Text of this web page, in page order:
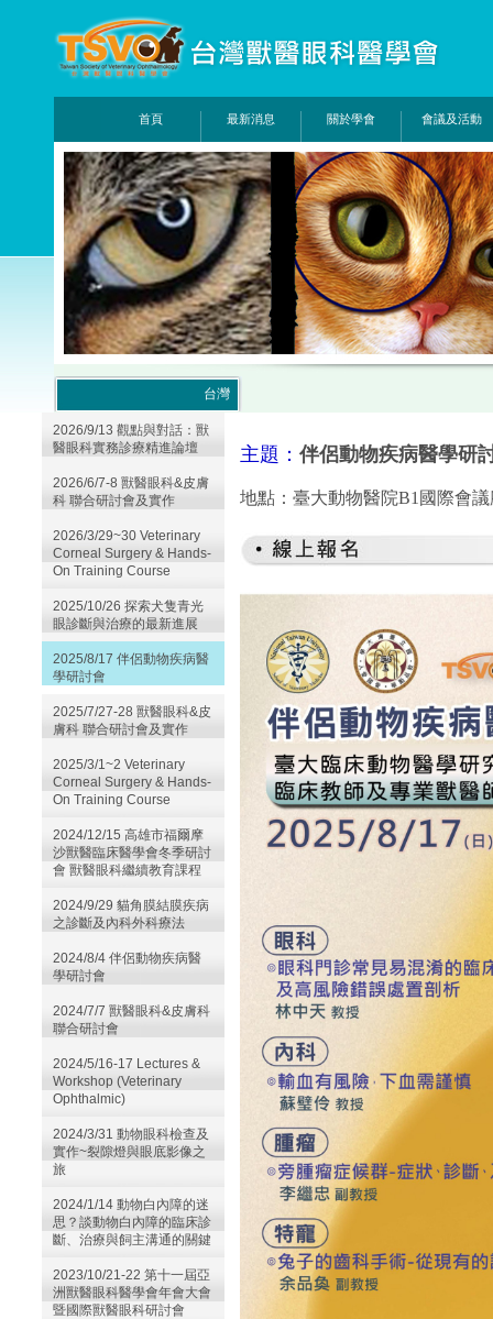
首頁 最新消息 關於學會 會議及活動
台灣
2026/9/13 觀點與對話：獸
醫眼科實務診療精進論壇
2026/6/7-8 獸醫眼科&皮膚
科 聯合研討會及實作
2026/3/29~30 Veterinary
Corneal Surgery & Hands-
On Training Course
2025/10/26 探索犬隻青光
眼診斷與治療的最新進展
2025/8/17 伴侶動物疾病醫
學研討會
2025/7/27-28 獸醫眼科&皮
膚科 聯合研討會及實作
2025/3/1~2 Veterinary
Corneal Surgery & Hands-
On Training Course
2024/12/15 高雄市福爾摩
沙獸醫臨床醫學會冬季研討
會 獸醫眼科繼續教育課程
2024/9/29 貓角膜結膜疾病
之診斷及內科外科療法
2024/8/4 伴侶動物疾病醫
學研討會
2024/7/7 獸醫眼科&皮膚科
聯合研討會
2024/5/16-17 Lectures &
Workshop (Veterinary
Ophthalmic)
2024/3/31 動物眼科檢查及
實作~裂隙燈與眼底影像之
旅
2024/1/14 動物白內障的迷
思？談動物白內障的臨床診
斷、治療與飼主溝通的關鍵
2023/10/21-22 第十一屆亞
洲獸醫眼科醫學會年會大會
暨國際獸醫眼科研討會
主題： 伴侶動物疾病醫學研
地點： 臺大動物醫院B1國際會議